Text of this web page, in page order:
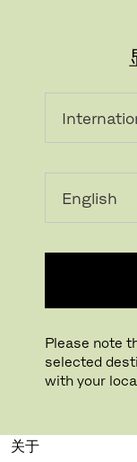
Please note
selected
with your
载入中...
Buying online? This is
online purchasing.
关于